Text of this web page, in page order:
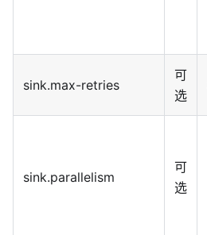
sink.max-retries
可
选
sink.parallelism
可
选